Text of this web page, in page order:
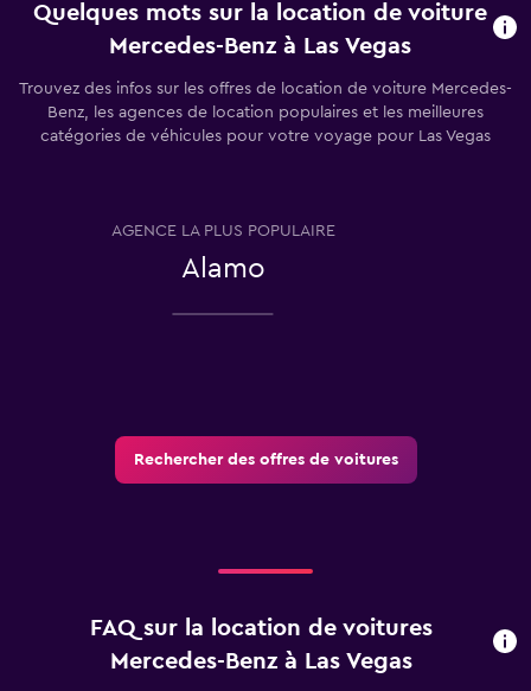
Quelques mots sur la location de voiture
Mercedes-Benz à Las Vegas
Trouvez des infos sur les offres de location de voiture Mercedes-
Benz, les agences de location populaires et les meilleures
catégories de véhicules pour votre voyage pour Las Vegas
AGENCE LA PLUS POPULAIRE
Alamo
Rechercher des offres de voitures
FAQ sur la location de voitures
Mercedes-Benz à Las Vegas